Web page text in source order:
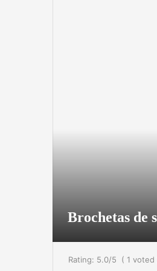
Brochetas de
Rating: 5.0/5 ( 1 voted